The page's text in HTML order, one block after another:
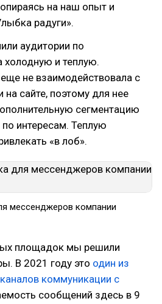
на наш опыт и
радуги».
аудитории по
холодную и теплую.
не взаимодействовала с
сайте, поэтому для нее
сегментацию
интересам. Теплую
«в лоб».
мессенджеров компании
площадок мы решили
В 2021 году это один из
коммуникации с
сообщений здесь в 9